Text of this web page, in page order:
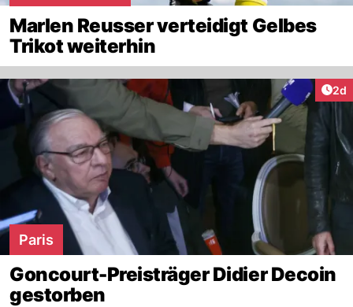
Marlen Reusser verteidigt Gelbes
Trikot weiterhin
2d
Paris
Goncourt-Preisträger Didier Decoin
gestorben